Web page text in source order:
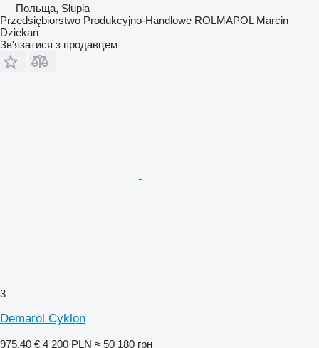
Польща, Słupia
Przedsiębiorstwo Produkcyjno-Handlowe ROLMAPOL Marcin
Dziekan
Зв'язатися з продавцем
3
Demarol Cyklon
975,40 € 4 200 PLN ≈ 50 180 грн